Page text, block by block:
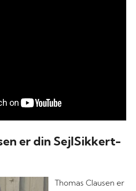
er din SejlSikkert-
Thomas Clausen er